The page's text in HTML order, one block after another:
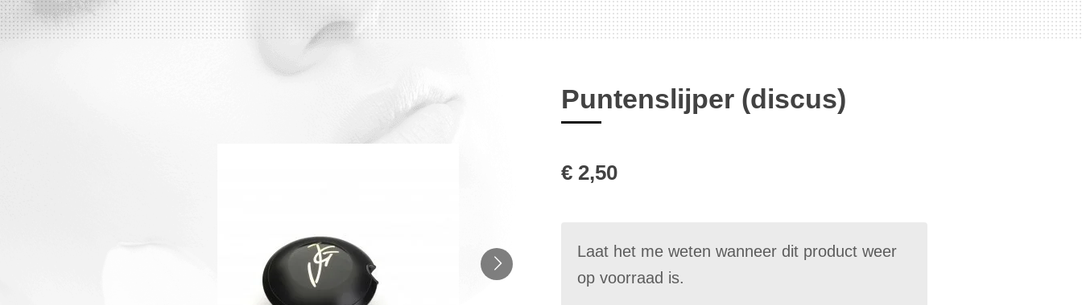
Puntenslijper (discus)
€ 2,50
Laat het me weten wanneer dit product weer
op voorraad is.